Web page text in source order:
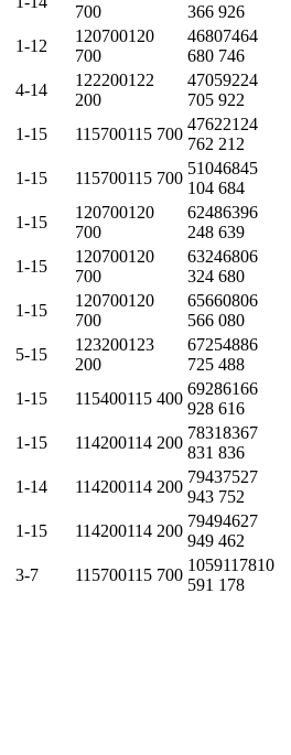
700
366 926
1-12
120700120
700
46807464
680 746
4-14
122200122
200
47059224
705 922
1-15 115700115 700
47622124
762 212
1-15 115700115 700
51046845
104 684
1-15
120700120
700
62486396
248 639
1-15
120700120
700
63246806
324 680
1-15
120700120
700
65660806
566 080
5-15
123200123
200
67254886
725 488
1-15 115400115 400
69286166
928 616
1-15 114200114 200
78318367
831 836
1-14 114200114 200
79437527
943 752
1-15 114200114 200
79494627
949 462
3-7 115700115 700
1059117810
591 178